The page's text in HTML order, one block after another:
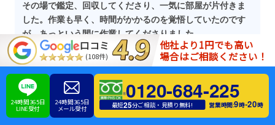
その場で鑑定、回収してくださり、一気に部屋が片付きま
した。作業も早く、時間がかかるのを覚悟していたのです
が、あっという間に作業してくださりました。
お電話相談・お見積り・運搬車両費用・
スタッフ増員料金は一切不要！
口コミ
(108件)
他社より1円でも高い
場合はご相談ください！
24時間365日
LINE受付
24時間365日
メール受付
0120-684-225
最短25分ご相談・見積り無料! 営業時間:9時-20時